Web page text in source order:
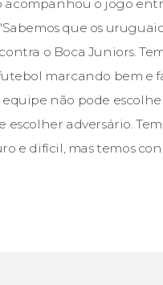
acompanhou o jogo
que os
o Boca Juniors.
marcando bem e
equipe não pode
escolher adversário.
e difícil, mas temos